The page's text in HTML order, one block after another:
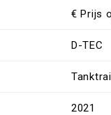
€ Prijs
D-TEC
2021